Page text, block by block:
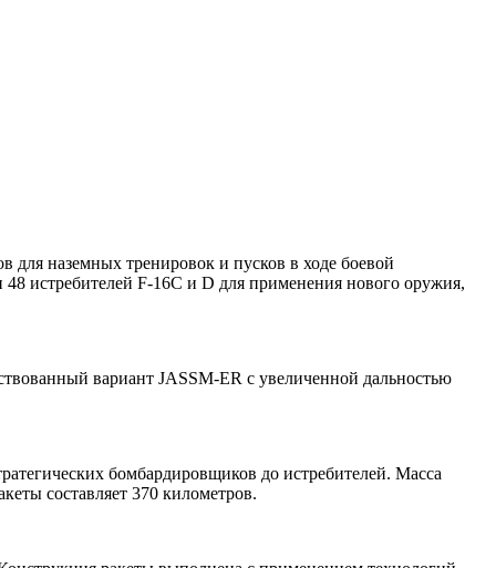
для наземных тренировок и пусков в ходе боевой
истребителей F-16С и D для применения нового оружия,
вариант JASSM-ER с увеличенной дальностью
бомбардировщиков до истребителей. Масса
составляет 370 километров.